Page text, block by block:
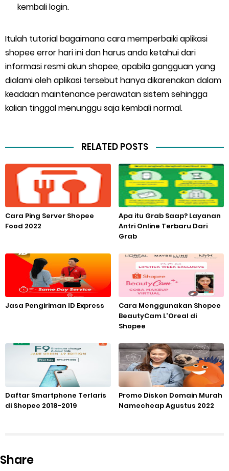
kembali login.
Itulah tutorial bagaimana cara memperbaiki aplikasi
shopee error hari ini dan harus anda ketahui dari
informasi resmi akun shopee, apabila gangguan yang
dialami oleh aplikasi tersebut hanya dikarenakan dalam
keadaan maintenance perawatan sistem sehingga
kalian tinggal menunggu saja kembali normal.
RELATED POSTS
Cara Ping Server Shopee
Food 2022
Apa itu Grab Saap? Layanan
Antri Online Terbaru Dari
Grab
Jasa Pengiriman ID Express
Cara Menggunakan Shopee
BeautyCam L'Oreal di
Shopee
Daftar Smartphone Terlaris
di Shopee 2018-2019
Promo Diskon Domain Murah
Namecheap Agustus 2022
Share